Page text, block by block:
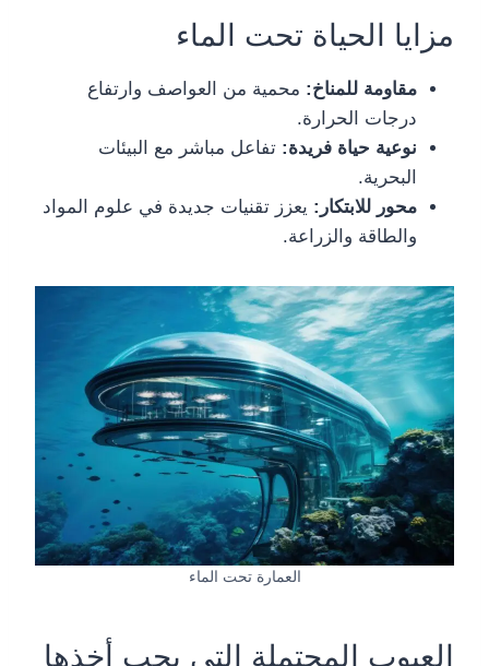
مزايا الحياة تحت الماء
مقاومة للمناخ: محمية من العواصف وارتفاع
درجات الحرارة.
نوعية حياة فريدة: تفاعل مباشر مع البيئات
البحرية.
محور للابتكار: يعزز تقنيات جديدة في علوم المواد
والطاقة والزراعة.
العمارة تحت الماء
العيوب المحتملة التي يجب أخذها